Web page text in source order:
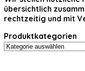
übersichtlich
rechtzeitig und mit
Produktkategorien